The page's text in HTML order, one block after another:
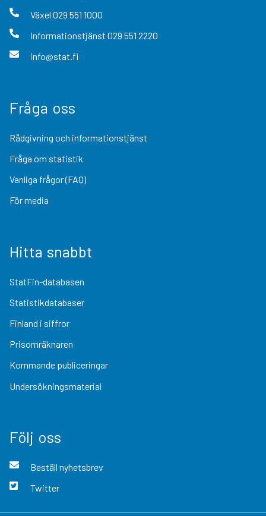
Växel 029 551 1000
Informationstjänst 029 551 2220
info@stat.fi
Fråga oss
Rådgivning och informationstjänst
Fråga om statistik
Vanliga frågor (FAQ)
För media
Hitta snabbt
StatFin-databasen
Statistikdatabaser
Finland i siffror
Prisomräknaren
Kommande publiceringar
Undersökningsmaterial
Följ oss
Beställ nyhetsbrev
Twitter